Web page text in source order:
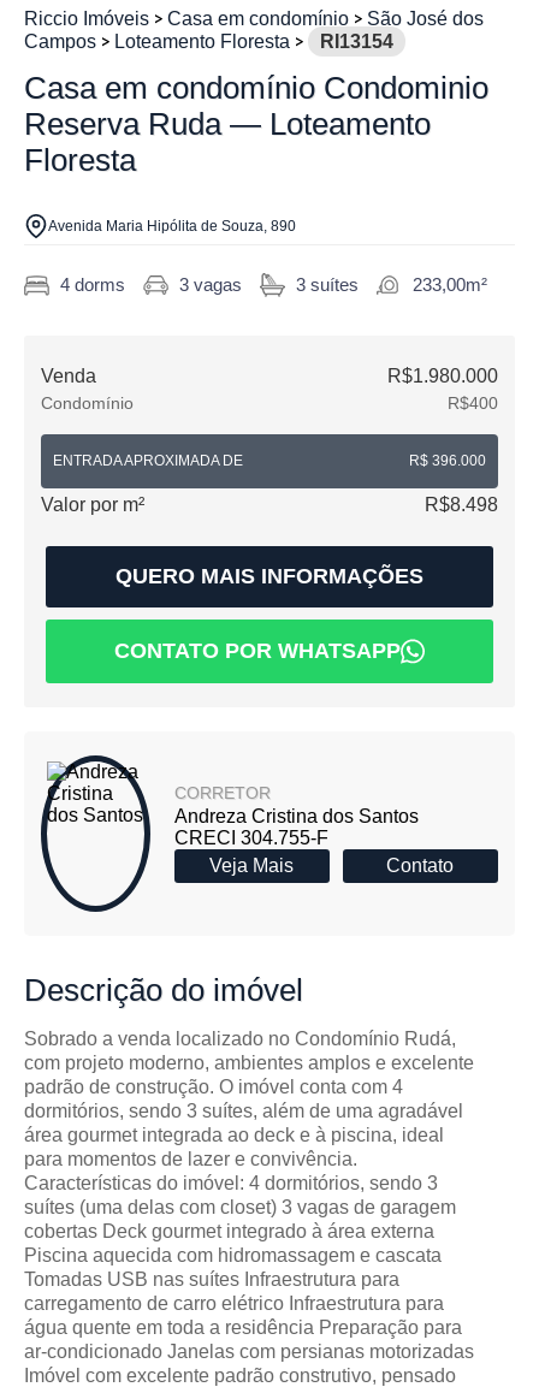
Riccio Imóveis Casa em condomínio
São José dos
Campos
Loteamento Floresta RI13154
Casa em condomínio Condominio
Reserva Ruda — Loteamento
Floresta
Avenida Maria Hipólita de Souza, 890
4 dorms 3 vagas 3 suítes 233,00m²
Venda R$1.980.000
Condomínio R$400
ENTRADA APROXIMADA DE R$ 396.000
Valor por m² R$8.498
QUERO MAIS INFORMAÇÕES
CONTATO POR WHATSAPP
CORRETOR
Andreza Cristina dos Santos
CRECI 304.755-F
Veja Mais
Contato
Descrição do imóvel
Sobrado a venda localizado no Condomínio Rudá,
com projeto moderno, ambientes amplos e excelente
padrão de construção. O imóvel conta com 4
dormitórios, sendo 3 suítes, além de uma agradável
área gourmet integrada ao deck e à piscina, ideal
para momentos de lazer e convivência.
Características do imóvel: 4 dormitórios, sendo 3
suítes (uma delas com closet) 3 vagas de garagem
cobertas Deck gourmet integrado à área externa
Piscina aquecida com hidromassagem e cascata
Tomadas USB nas suítes Infraestrutura para
carregamento de carro elétrico Infraestrutura para
água quente em toda a residência Preparação para
ar-condicionado Janelas com persianas motorizadas
Imóvel com excelente padrão construtivo, pensado